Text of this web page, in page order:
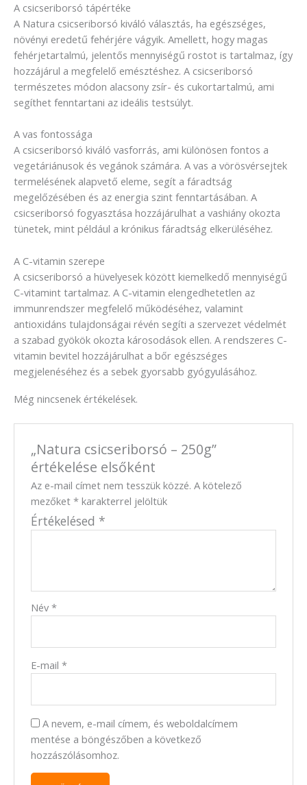
A csicseriborsó tápértéke
A Natura csicseriborsó kiváló választás, ha egészséges,
növényi eredetű fehérjére vágyik. Amellett, hogy magas
fehérjetartalmú, jelentős mennyiségű rostot is tartalmaz, így
hozzájárul a megfelelő emésztéshez. A csicseriborsó
természetes módon alacsony zsír- és cukortartalmú, ami
segíthet fenntartani az ideális testsúlyt.
A vas fontossága
A csicseriborsó kiváló vasforrás, ami különösen fontos a
vegetáriánusok és vegánok számára. A vas a vörösvérsejtek
termelésének alapvető eleme, segít a fáradtság
megelőzésében és az energia szint fenntartásában. A
csicseriborsó fogyasztása hozzájárulhat a vashiány okozta
tünetek, mint például a krónikus fáradtság elkerüléséhez.
A C-vitamin szerepe
A csicseriborsó a hüvelyesek között kiemelkedő mennyiségű
C-vitamint tartalmaz. A C-vitamin elengedhetetlen az
immunrendszer megfelelő működéséhez, valamint
antioxidáns tulajdonságai révén segíti a szervezet védelmét
a szabad gyökök okozta károsodások ellen. A rendszeres C-
vitamin bevitel hozzájárulhat a bőr egészséges
megjelenéséhez és a sebek gyorsabb gyógyulásához.
Még nincsenek értékelések.
„Natura csicseriborsó – 250g”
értékelése elsőként
Az e-mail címet nem tesszük közzé. A kötelező
mezőket* karakterrel jelöltük
Értékelésed *
Név*
E-mail*
A nevem, e-mail címem, és weboldalcímem
mentése a böngészőben a következő
hozzászólásomhoz.